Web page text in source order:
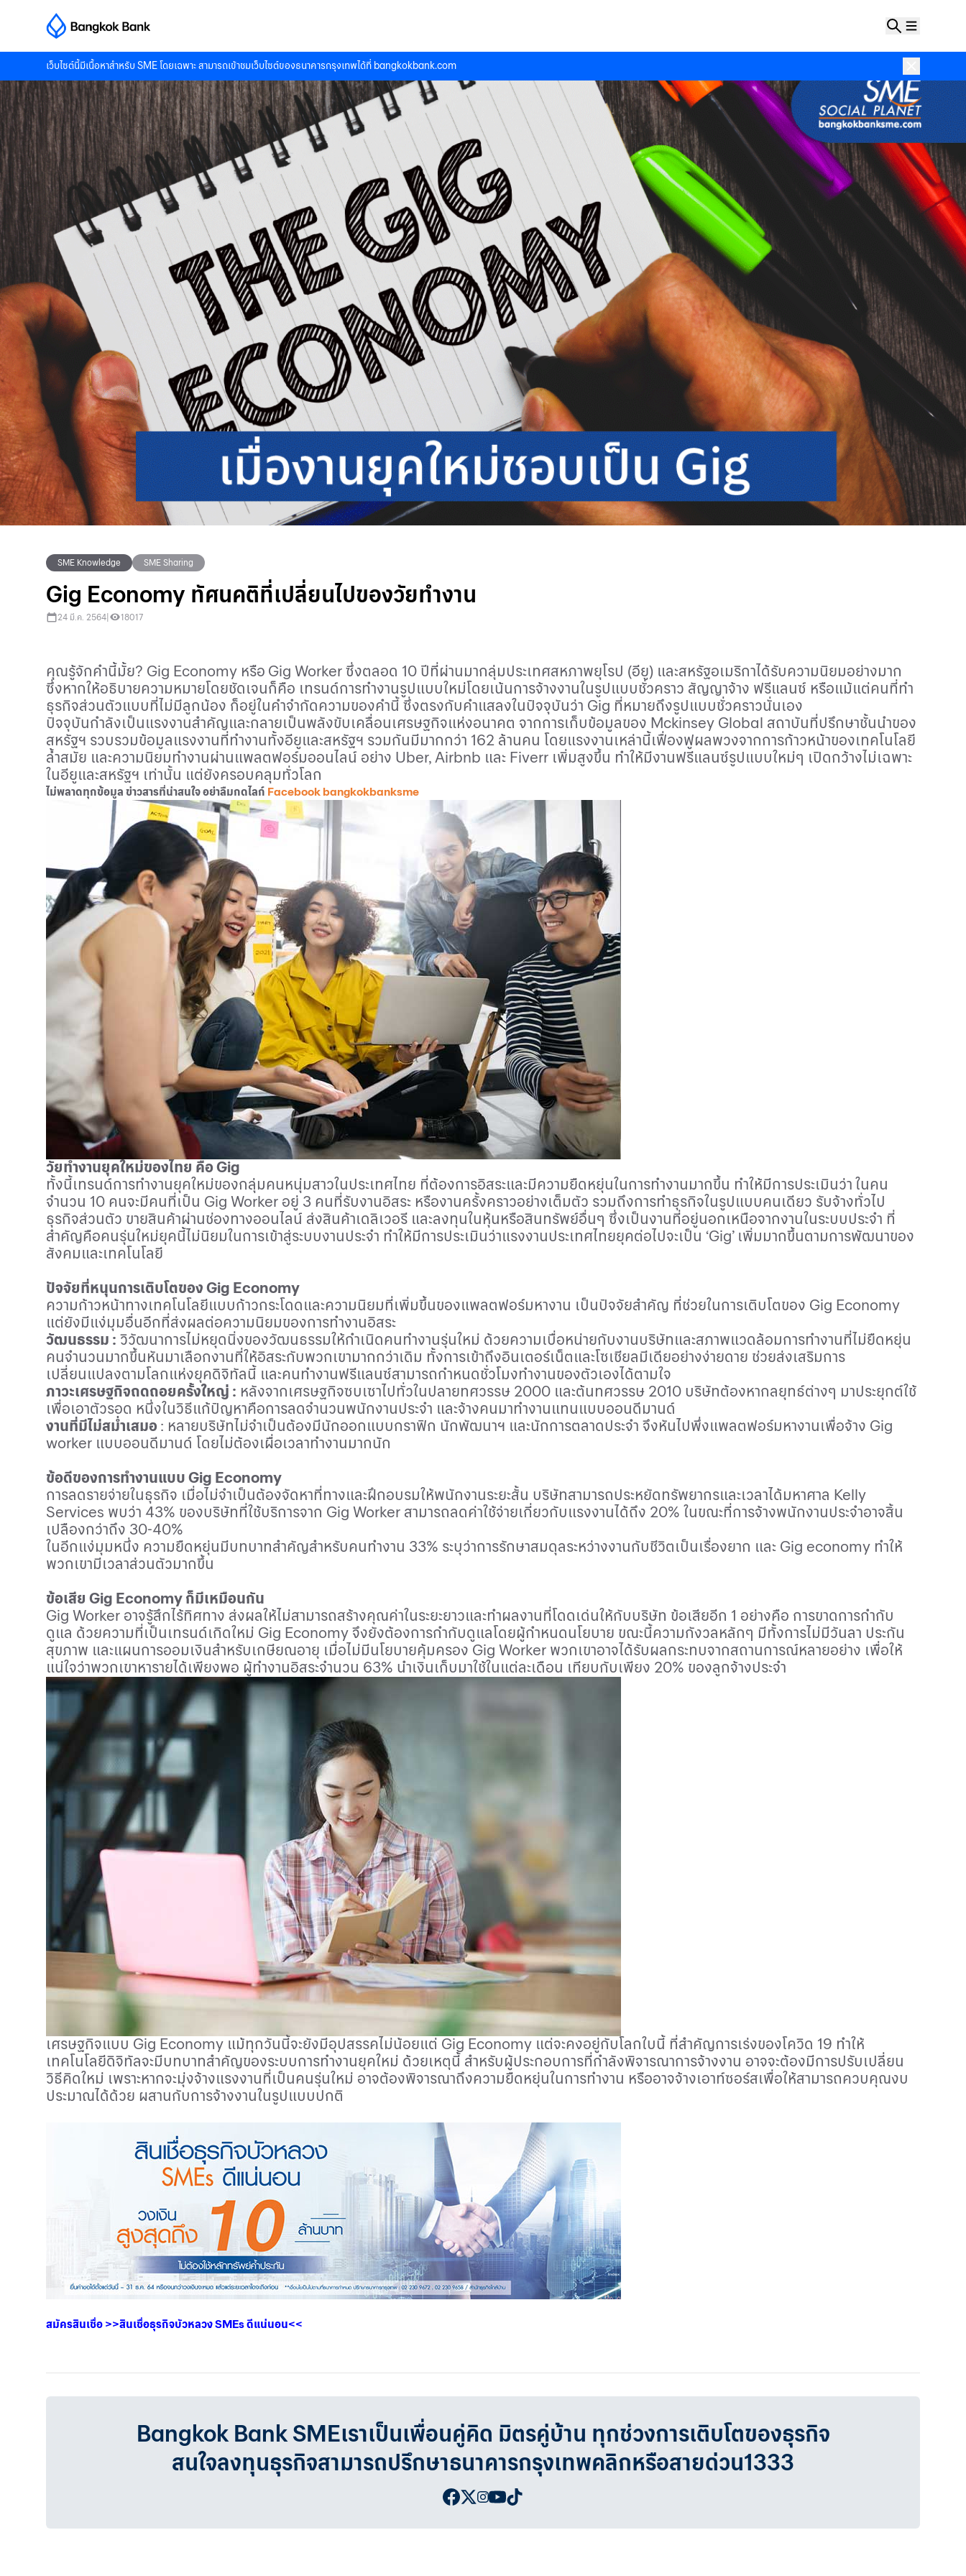
เว็บไซต์นี้มีเนื้อหาสำหรับ SME โดยเฉพาะ สามารถเข้าชมเว็บไซต์ของธนาคารกรุงเทพได้ที่ bangkokbank.com
SME Knowledge SME Sharing
Gig Economy ทัศนคติที่เปลี่ยนไปของวัยทำงาน
24 มี.ค. 2564 18017
คุณรู้จักคำนี้มั้ย? Gig Economy หรือ Gig Worker ซึ่งตลอด 10 ปีที่ผ่านมากลุ่มประเทศสหภาพยุโรป (อียู) และสหรัฐอเมริกาได้รับความนิยมอย่างมาก
ซึ่งหากให้อธิบายความหมายโดยชัดเจนก็คือ เทรนด์การทำงานรูปแบบใหม่โดยเน้นการจ้างงานในรูปแบบชั่วคราว สัญญาจ้าง ฟรีแลนซ์ หรือแม้แต่คนที่ทำ
ธุรกิจส่วนตัวแบบที่ไม่มีลูกน้อง ก็อยู่ในคำจำกัดความของคำนี้ ซึ่งตรงกับคำแสลงในปัจจุบันว่า Gig ที่หมายถึงรูปแบบชั่วคราวนั่นเอง
ปัจจุบันกำลังเป็นแรงงานสำคัญและกลายเป็นพลังขับเคลื่อนเศรษฐกิจแห่งอนาคต จากการเก็บข้อมูลของ Mckinsey Global สถาบันที่ปรึกษาชั้นนำของ
สหรัฐฯ รวบรวมข้อมูลแรงงานที่ทำงานทั้งอียูและสหรัฐฯ รวมกันมีมากกว่า 162 ล้านคน โดยแรงงานเหล่านี้เฟื่องฟูผลพวงจากการก้าวหน้าของเทคโนโลยี
ล้ำสมัย และความนิยมทำงานผ่านแพลตฟอร์มออนไลน์ อย่าง Uber, Airbnb และ Fiverr เพิ่มสูงขึ้น ทำให้มีงานฟรีแลนซ์รูปแบบใหม่ๆ เปิดกว้างไม่เฉพาะ
ในอียูและสหรัฐฯ เท่านั้น แต่ยังครอบคลุมทั่วโลก
ไม่พลาดทุกข้อมูล ข่าวสารที่น่าสนใจ อย่าลืมกดไลก์ Facebook bangkokbanksme
วัยทำงานยุคใหม่ของไทย คือ Gig
ทั้งนี้เทรนด์การทำงานยุคใหม่ของกลุ่มคนหนุ่มสาวในประเทศไทย ที่ต้องการอิสระและมีความยืดหยุ่นในการทำงานมากขึ้น ทำให้มีการประเมินว่า ในคน
จำนวน 10 คนจะมีคนที่เป็น Gig Worker อยู่ 3 คนที่รับงานอิสระ หรืองานครั้งคราวอย่างเต็มตัว รวมถึงการทำธุรกิจในรูปแบบคนเดียว รับจ้างทั่วไป
ธุรกิจส่วนตัว ขายสินค้าผ่านช่องทางออนไลน์ ส่งสินค้าเดลิเวอรี และลงทุนในหุ้นหรือสินทรัพย์อื่นๆ ซึ่งเป็นงานที่อยู่นอกเหนือจากงานในระบบประจำ ที่
สำคัญคือคนรุ่นใหม่ยุคนี้ไม่นิยมในการเข้าสู่ระบบงานประจำ ทำให้มีการประเมินว่าแรงงานประเทศไทยยุคต่อไปจะเป็น ‘Gig’ เพิ่มมากขึ้นตามการพัฒนาของ
สังคมและเทคโนโลยี
ปัจจัยที่หนุนการเติบโตของ Gig Economy
ความก้าวหน้าทางเทคโนโลยีแบบก้าวกระโดดและความนิยมที่เพิ่มขึ้นของแพลตฟอร์มหางาน เป็นปัจจัยสำคัญ ที่ช่วยในการเติบโตของ Gig Economy
แต่ยังมีแง่มุมอื่นอีกที่ส่งผลต่อความนิยมของการทำงานอิสระ
วัฒนธรรม : วิวัฒนาการไม่หยุดนิ่งของวัฒนธรรมให้กำเนิดคนทำงานรุ่นใหม่ ด้วยความเบื่อหน่ายกับงานบริษัทและสภาพแวดล้อมการทำงานที่ไม่ยืดหยุ่น
คนจำนวนมากขึ้นหันมาเลือกงานที่ให้อิสระกับพวกเขามากกว่าเดิม ทั้งการเข้าถึงอินเตอร์เน็ตและโซเชียลมีเดียอย่างง่ายดาย ช่วยส่งเสริมการ
เปลี่ยนแปลงตามโลกแห่งยุคดิจิทัลนี้ และคนทำงานฟรีแลนซ์สามารถกำหนดชั่วโมงทำงานของตัวเองได้ตามใจ
ภาวะเศรษฐกิจถดถอยครั้งใหญ่ : หลังจากเศรษฐกิจซบเซาไปทั่วในปลายทศวรรษ 2000 และต้นทศวรรษ 2010 บริษัทต้องหากลยุทธ์ต่างๆ มาประยุกต์ใช้
เพื่อเอาตัวรอด หนึ่งในวิธีแก้ปัญหาคือการลดจำนวนพนักงานประจำ และจ้างคนมาทำงานแทนแบบออนดีมานด์
งานที่มีไม่สม่ำเสมอ : หลายบริษัทไม่จำเป็นต้องมีนักออกแบบกราฟิก นักพัฒนาฯ และนักการตลาดประจำ จึงหันไปพึ่งแพลตฟอร์มหางานเพื่อจ้าง Gig
worker แบบออนดีมานด์ โดยไม่ต้องเผื่อเวลาทำงานมากนัก
ข้อดีของการทำงานแบบ Gig Economy
การลดรายจ่ายในธุรกิจ เมื่อไม่จำเป็นต้องจัดหาที่ทางและฝึกอบรมให้พนักงานระยะสั้น บริษัทสามารถประหยัดทรัพยากรและเวลาได้มหาศาล Kelly
Services พบว่า 43% ของบริษัทที่ใช้บริการจาก Gig Worker สามารถลดค่าใช้จ่ายเกี่ยวกับแรงงานได้ถึง 20% ในขณะที่การจ้างพนักงานประจำอาจสิ้น
เปลืองกว่าถึง 30-40%
ในอีกแง่มุมหนึ่ง ความยืดหยุ่นมีบทบาทสำคัญสำหรับคนทำงาน 33% ระบุว่าการรักษาสมดุลระหว่างงานกับชีวิตเป็นเรื่องยาก และ Gig economy ทำให้
พวกเขามีเวลาส่วนตัวมากขึ้น
ข้อเสีย Gig Economy ก็มีเหมือนกัน
Gig Worker อาจรู้สึกไร้ทิศทาง ส่งผลให้ไม่สามารถสร้างคุณค่าในระยะยาวและทำผลงานที่โดดเด่นให้กับบริษัท ข้อเสียอีก 1 อย่างคือ การขาดการกำกับ
ดูแล ด้วยความที่เป็นเทรนด์เกิดใหม่ Gig Economy จึงยังต้องการกำกับดูแลโดยผู้กำหนดนโยบาย ขณะนี้ความกังวลหลักๆ มีทั้งการไม่มีวันลา ประกัน
สุขภาพ และแผนการออมเงินสำหรับเกษียณอายุ เมื่อไม่มีนโยบายคุ้มครอง Gig Worker พวกเขาอาจได้รับผลกระทบจากสถานการณ์หลายอย่าง เพื่อให้
แน่ใจว่าพวกเขาหารายได้เพียงพอ ผู้ทำงานอิสระจำนวน 63% นำเงินเก็บมาใช้ในแต่ละเดือน เทียบกับเพียง 20% ของลูกจ้างประจำ
เศรษฐกิจแบบ Gig Economy แม้ทุกวันนี้จะยังมีอุปสรรคไม่น้อยแต่ Gig Economy แต่จะคงอยู่กับโลกใบนี้ ที่สำคัญการเร่งของโควิด 19 ทำให้
เทคโนโลยีดิจิทัลจะมีบทบาทสำคัญของระบบการทำงานยุคใหม่ ด้วยเหตุนี้ สำหรับผู้ประกอบการที่กำลังพิจารณาการจ้างงาน อาจจะต้องมีการปรับเปลี่ยน
วิธีคิดใหม่ เพราะหากจะมุ่งจ้างแรงงานที่เป็นคนรุ่นใหม่ อาจต้องพิจารณาถึงความยืดหยุ่นในการทำงาน หรืออาจจ้างเอาท์ซอร์สเพื่อให้สามารถควบคุณงบ
ประมาณได้ด้วย ผสานกับการจ้างงานในรูปแบบปกติ
สมัครสินเชื่อ >>สินเชื่อธุรกิจบัวหลวงSMEsดีแน่นอน<<
Bangkok Bank SMEเราเป็นเพื่อนคู่คิด มิตรคู่บ้าน ทุกช่วงการเติบโตของธุรกิจ
สนใจลงทุนธุรกิจสามารถปรึกษาธนาคารกรุงเทพคลิกหรือสายด่วน1333